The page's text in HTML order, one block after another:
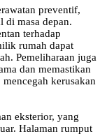
preventif,
di masa depan.
terhadap
rumah dapat
Pemeliharaan juga
dan memastikan
mencegah kerusakan
eksterior, yang
Halaman rumput